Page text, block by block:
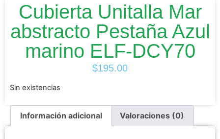
Cubierta Unitalla Mar
abstracto Pestaña Azul
marino ELF-DCY70
$195.00
Sin existencias
Información adicional Valoraciones (0)